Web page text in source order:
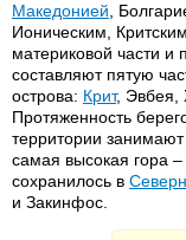
Македонией ,
Ионическим,
материковой части и
составляют пятую
острова: Крит, Эвбея,
Протяженность
территории
самая высокая гора –
сохранилось в
и Закинфос.